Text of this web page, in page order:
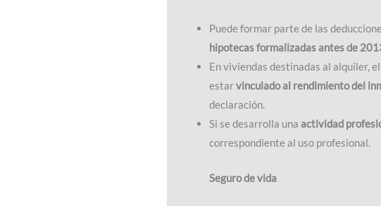
Puede formar parte de las
hipotecas formalizadas antes de
En viviendas destinadas al alquiler,
estarvinculado al rendimiento del
declaración.
Si se desarrolla una actividad
correspondiente al uso profesional.
Seguro de vida